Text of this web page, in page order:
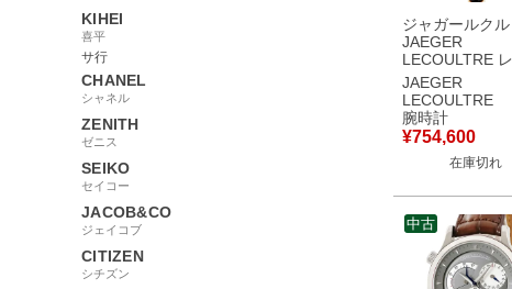
KIHEI
喜平
サ行
CHANEL
シャネル
ZENITH
ゼニス
SEIKO
セイコー
JACOB&CO
ジェイコブ
CITIZEN
シチズン
ジャガールクル
JAEGER
LECOULTRE レ
ソ ワン コルドネ
Q3264520/
K18PG×SS スク
回転 アラビア
ース 腕時計クオ
ホワイト 【中古
JAEGER
LECOULTRE
腕時計
¥754,600
在庫切れ
中古